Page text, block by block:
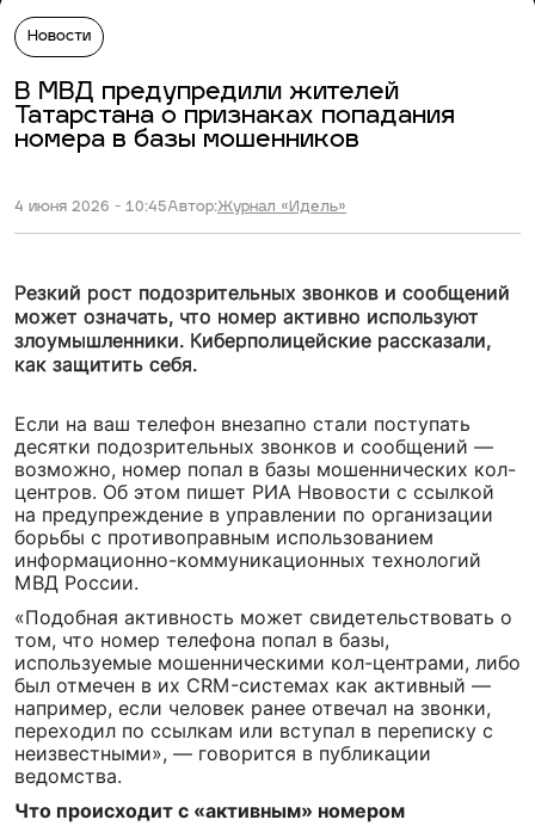
Новости
В МВД предупредили жителей
Татарстана о признаках попадания
номера в базы мошенников
4 июня 2026 - 10:45Автор:Журнал «Идель»
Резкий рост подозрительных звонков и сообщений
может означать, что номер активно используют
злоумышленники. Киберполицейские рассказали,
как защитить себя.
Если на ваш телефон внезапно стали поступать
десятки подозрительных звонков и сообщений —
возможно, номер попал в базы мошеннических кол-
центров. Об этом пишет РИА Нвовости с ссылкой
на предупреждение в управлении по организации
борьбы с противоправным использованием
информационно-коммуникационных технологий
МВД России.
«Подобная активность может свидетельствовать о
том, что номер телефона попал в базы,
используемые мошенническими кол-центрами, либо
был отмечен в их CRM-системах как активный —
например, если человек ранее отвечал на звонки,
переходил по ссылкам или вступал в переписку с
неизвестными», — говорится в публикации
ведомства.
Что происходит с «активным» номером